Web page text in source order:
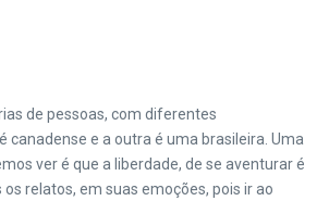
de pessoas, com diferentes
canadense e a outra é uma brasileira. Uma
ver é que a liberdade, de se aventurar é
relatos, em suas emoções, pois ir ao